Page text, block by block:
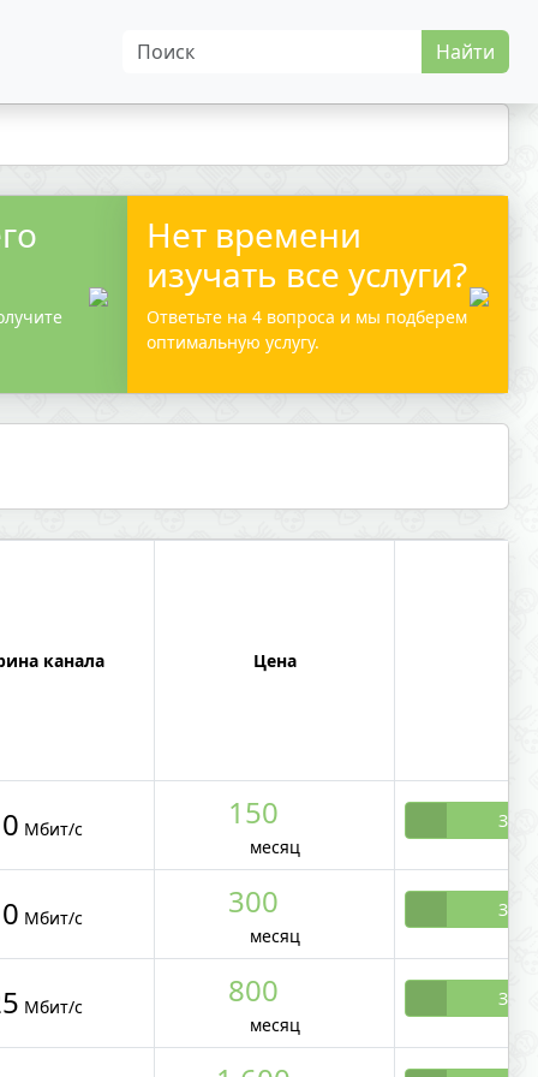
Найти
Нет времени
изучать все услуги?
Ответьте на 4 вопроса и мы подберем
оптимальную услугу.
канала Цена
Мбит/с 150
месяц
Мбит/с 300
месяц
Мбит/с 800
месяц